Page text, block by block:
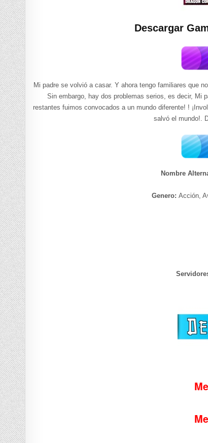
Descargar
Mi padre se volvió a casar. Y ahora tengo familiares que
Sin embargo, hay dos problemas serios, es decir, Mi
restantes fuimos convocados a un mundo diferente! !
salvó el mundo!.
Nombre
Genero: Acción,